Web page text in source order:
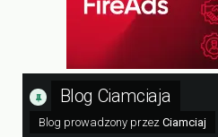
Blog Ciamciaja
Blog prowadzony przez Ciamciaj